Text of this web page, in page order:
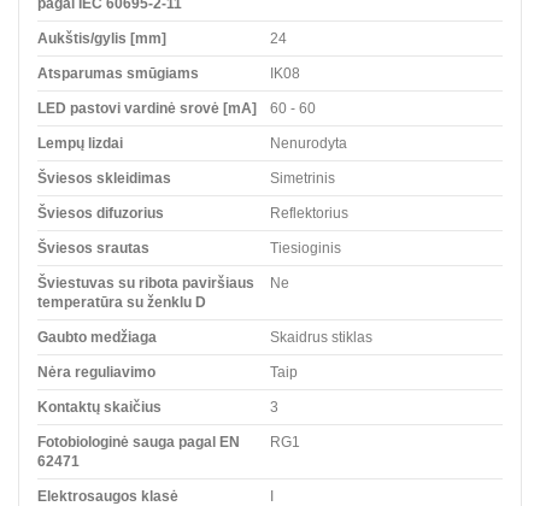
Aukštis/gylis [mm] 24
Atsparumas smūgiams IK08
LED pastovi vardinė srovė [mA] 60 - 60
Lempų lizdai Nenurodyta
Šviesos skleidimas Simetrinis
Šviesos difuzorius Reflektorius
Šviesos srautas Tiesioginis
Šviestuvas su ribota paviršiaus
temperatūra su ženklu D
Ne
Gaubto medžiaga Skaidrus stiklas
Nėra reguliavimo Taip
Kontaktų skaičius 3
Fotobiologinė sauga pagal EN
62471
RG1
Elektrosaugos klasė I